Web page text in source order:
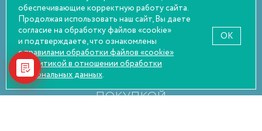
Правовая информация
НАСТОЯТЕЛЬНО РЕКОМЕНДУЕМ
ПОСЕТИТЬ ОФТАЛЬМОЛОГА ПЕРЕД
ПОКУПКОЙ
обеспечивающие корректную работу сайта.
Продолжая использовать наш сайт, Вы даете
согласие на обработку файлов «cookie»
и подтверждаете, что ознакомлены
с правилами обработки файлов «cookie»
иполитикой в отношении обработки
персональных данных.
OK